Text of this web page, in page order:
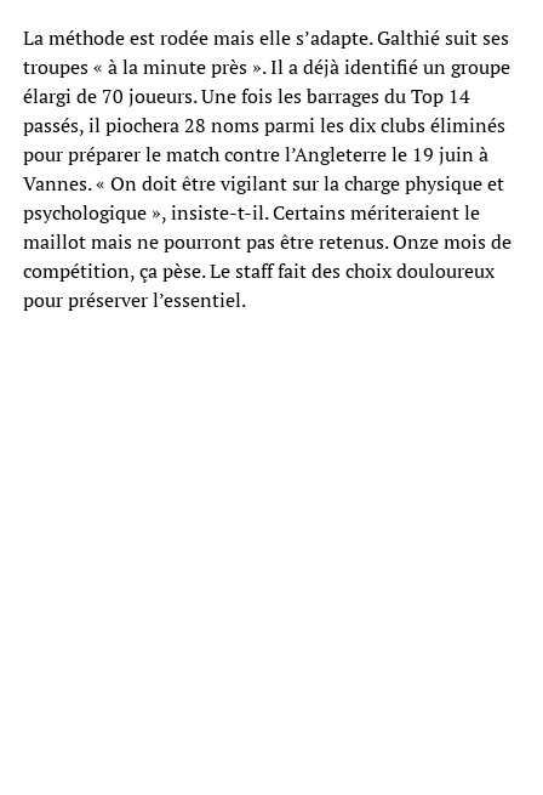
La méthode est rodée mais elle s’adapte. Galthié suit ses
troupes « à la minute près ». Il a déjà identifié un groupe
élargi de 70 joueurs. Une fois les barrages du Top 14
passés, il piochera 28 noms parmi les dix clubs éliminés
pour préparer le match contre l’Angleterre le 19 juin à
Vannes. « On doit être vigilant sur la charge physique et
psychologique », insiste-t-il. Certains mériteraient le
maillot mais ne pourront pas être retenus. Onze mois de
compétition, ça pèse. Le staff fait des choix douloureux
pour préserver l’essentiel.